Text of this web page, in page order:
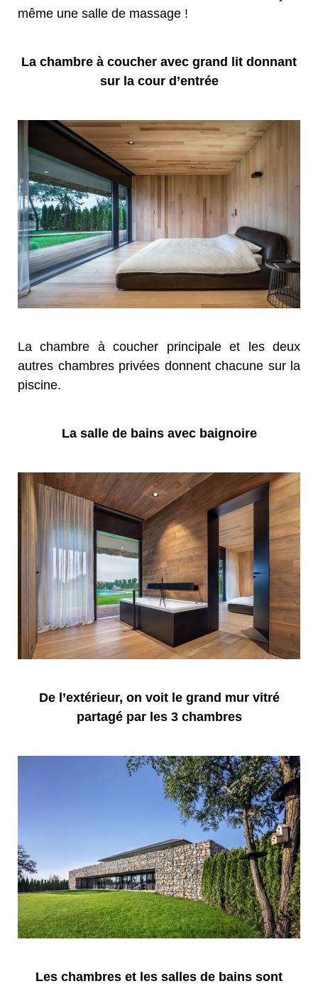
même une salle de massage !
La chambre à coucher avec grand lit donnant
sur la cour d’entrée
La chambre à coucher principale et les deux
autres chambres privées donnent chacune sur la
piscine.
La salle de bains avec baignoire
De l’extérieur, on voit le grand mur vitré
partagé par les 3 chambres
Les chambres et les salles de bains sont